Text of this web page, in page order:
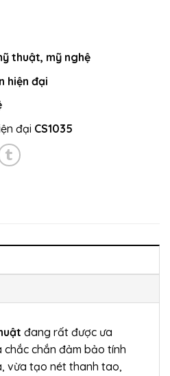
thuật, mỹ nghệ
hiện đại
đại CS1035
đang rất được ưa
chắc chắn đảm bảo tính
vừa tạo nét thanh tao,